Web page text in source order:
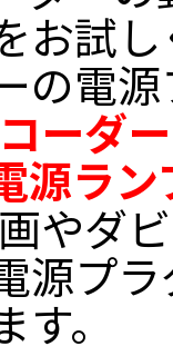
お試
の電
ーダ
源ラ
やダ
源プ
。